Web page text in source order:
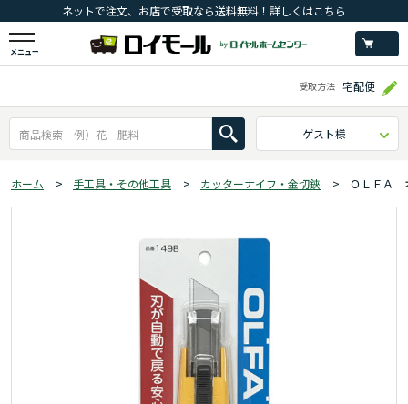
ネットで注文、お店で受取なら送料無料！詳しくはこちら
メニュー
受取方法 宅配便
ゲスト様
ホーム > 手工具・その他工具 > カッターナイフ・金切鋏 > ＯＬＦＡ